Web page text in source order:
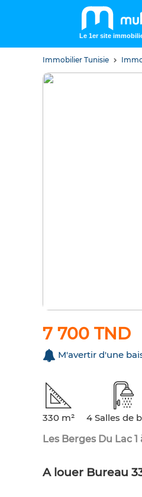
Le 1er site
Immobilier Tunisie
7 700 TND
M'avertir d'une
330 m²
4 Salles de
Les Berges Du Lac 1
A louer Bureau